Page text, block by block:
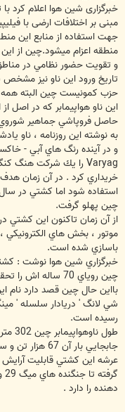
خبرگزاری شین هوا اعلام کرد
مبنی بر اختلافات ارضی با
جهت استفاده از منابع این
منطقه اعزام میشود.چين از
و تقويت حضور نظامي در
حزب کمونیست چین البته همه
حاصل فروپاشي جماهير شوروي پس از سال
به نوشته اين روزنامه ، ناو
و در آينده رنگ هاي آبي -
خريداري كرد . در آن زمان
چين پهلو گرفت.
از آن زمان تاكنون اين كشتي
موتور ، بخش هاي الكترونيكي
باسازي شده است.
خبرگزاري شين هوا نوشت :
چين روياي 70 ساله اش را تحقق مي بخشد' .
بااين حال چين قصد دارد نام
شي لانگ ' دريادار سلسله '
رسيده است.
جابجايي بار آن 67 هزار تن و سرعت آن نزديك به 30 مايل دريايي است.
دهنده را دارد .